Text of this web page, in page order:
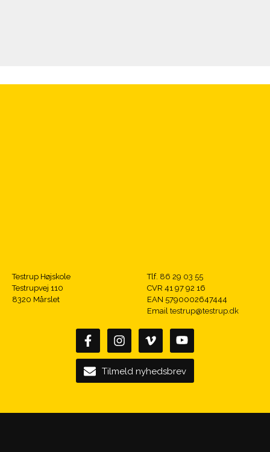
Testrup Højskole
Testrupvej 110
8320 Mårslet
Tlf. 86 29 03 55
CVR 41 97 92 16
EAN 5790002647444
Email testrup@testrup.dk
Tilmeld nyhedsbrev